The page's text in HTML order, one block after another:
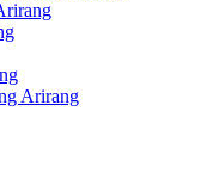
Arirang